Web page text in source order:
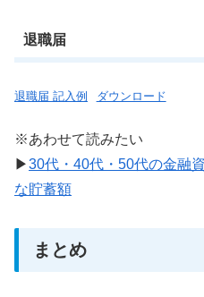
退職届
退職届 記入例 ダウンロード
※あわせて読みたい
▶30代・40代・50代の金融
な貯蓄額
まとめ